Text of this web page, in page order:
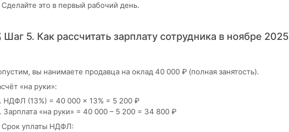
Сделайте это в первый рабочий день.
Шаг 5. Как рассчитать зарплату сотрудника в ноябре 2025
вы нанимаете продавца на оклад 40 000 ₽ (полная занятость).
«на руки»:
НДФЛ (13%) = 40 000 × 13% = 5 200 ₽
Зарплата «на руки» = 40 000 – 5 200 = 34 800 ₽
уплаты НДФЛ: